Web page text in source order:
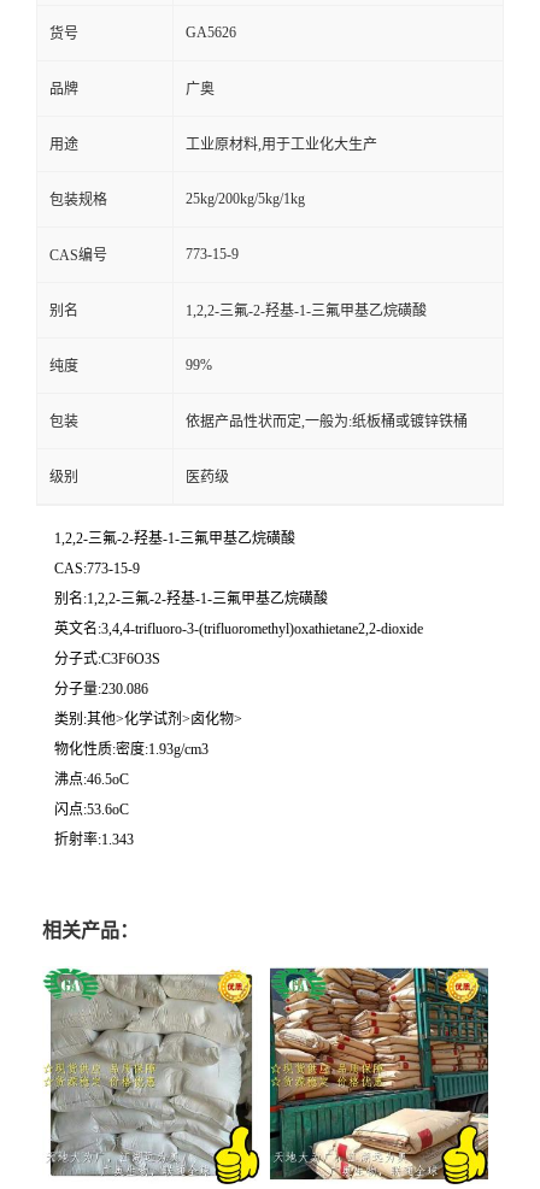
货号 GA5626
品牌 广奥
用途 工业原材料,用于工业化大生产
包装规格 25kg/200kg/5kg/1kg
CAS编号 773-15-9
别名 1,2,2-三氟-2-羟基-1-三氟甲基乙烷磺酸
纯度 99%
包装 依据产品性状而定,一般为:纸板桶或镀锌铁桶
级别 医药级
1,2,2-三氟-2-羟基-1-三氟甲基乙烷磺酸
CAS:773-15-9
别名:1,2,2-三氟-2-羟基-1-三氟甲基乙烷磺酸
英文名:3,4,4-trifluoro-3-(trifluoromethyl)oxathietane2,2-dioxide
分子式:C3F6O3S
分子量:230.086
类别:其他>化学试剂>卤化物>
物化性质:密度:1.93g/cm3
沸点:46.5oC
闪点:53.6oC
折射率:1.343
相关产品：